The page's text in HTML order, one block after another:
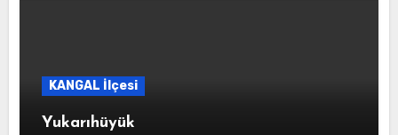
KANGAL İlçesi
Yukarıhüyük